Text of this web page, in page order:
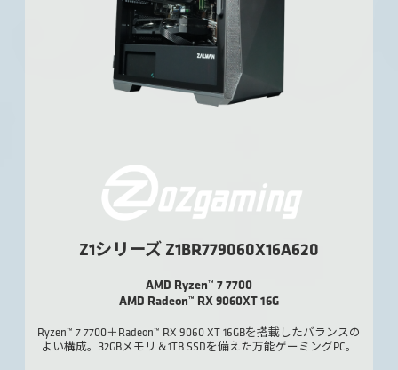
Z1シリーズ Z1BR779060X16A620
AMD Ryzen™ 7 7700
AMD Radeon™ RX 9060XT 16G
Ryzen™ 7 7700＋Radeon™ RX 9060 XT 16GBを搭載したバランスの
よい構成。32GBメモリ＆1TB SSDを備えた万能ゲーミングPC。